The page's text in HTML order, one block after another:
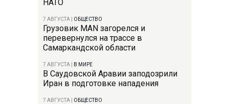
НАТО
7 АВГУСТА ОБЩЕСТВО
Грузовик MAN загорелся и
перевернулся на трассе в
Самаркандской области
7 АВГУСТА В МИРЕ
В Саудовской Аравии заподозрили
Иран в подготовке нападения
7 АВГУСТА ОБЩЕСТВО